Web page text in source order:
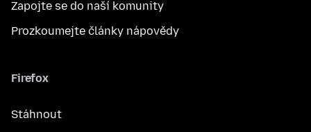
Zapojte se do naší komunity
Prozkoumejte články nápovědy
Firefox
Stáhnout